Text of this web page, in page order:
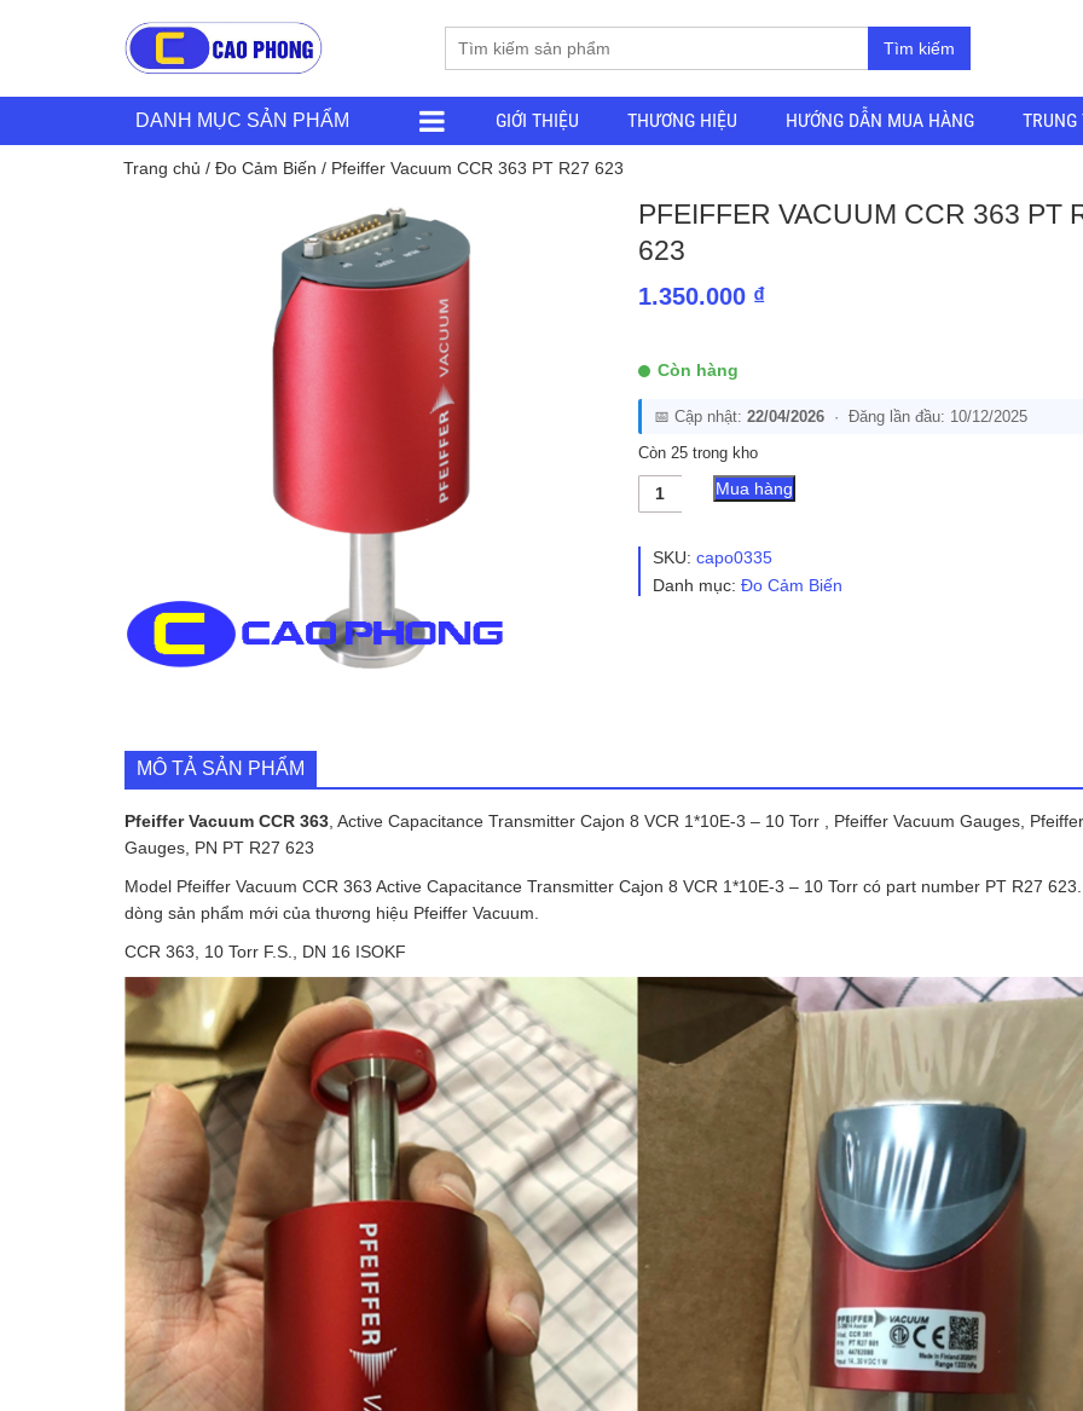
Tìm kiếm
DANH MỤC SẢN PHẨM GIỚI THIỆU THƯƠNG HIỆU HƯỚNG DẪN MUA HÀNG
Trang chủ / Đo Cảm Biến / Pfeiffer Vacuum CCR 363 PT R27 623
PFEIFFER VACUUM CCR 363 PT
623
1.350.000 ₫
Còn hàng
📅 Cập nhật: 22/04/2026· Đăng lần đầu: 10/12/2025
Còn 25 trong kho
Pfeiffer
363
R27
Mua hàng
SKU: capo0335
Danh mục: Đo Cảm Biến
MÔ TẢ SẢN PHẨM
Pfeiffer Vacuum CCR 363, Active Capacitance Transmitter Cajon 8 VCR 1*10E-3 – 10 Torr , Pfeiffer Vacuum Gauges,
Gauges, PN PT R27 623
Model Pfeiffer Vacuum CCR 363 Active Capacitance Transmitter Cajon 8 VCR 1*10E-3 – 10 Torr có part number PT R27
dòng sản phẩm mới của thương hiệu Pfeiffer Vacuum.
CCR 363, 10 Torr F.S., DN 16 ISOKF